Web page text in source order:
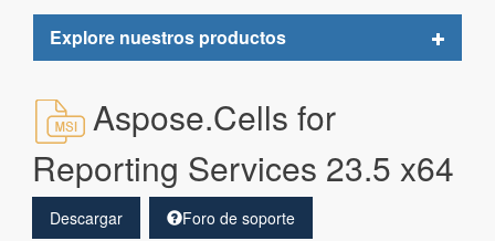
Explore nuestros productos
Toggle
Aspose.Cells for
Reporting Services 23.5 x64
Descargar Foro de soporte